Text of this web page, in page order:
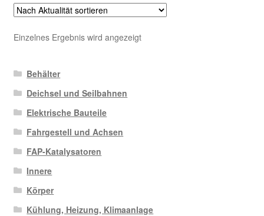
Einzelnes Ergebnis wird angezeigt
Behälter
Deichsel und Seilbahnen
Elektrische Bauteile
Fahrgestell und Achsen
FAP-Katalysatoren
Innere
Körper
Kühlung, Heizung, Klimaanlage